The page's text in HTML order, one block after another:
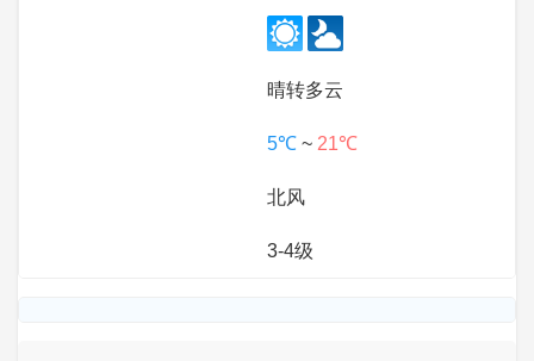
晴转多云
5℃ ~ 21℃
北风
3-4级